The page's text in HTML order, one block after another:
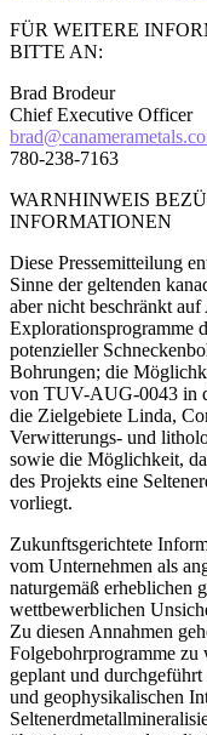
FÜR WEITERE
BITTE AN:
Brad Brodeur
Chief Executive Officer
780-238-7163
WARNHINWEIS
INFORMATIONEN
Diese Pressemitteilung
Sinne der geltenden
aber nicht beschränkt
Explorationsprogramme
potenzieller
Bohrungen; die
von TUV-AUG-0043 in
die Zielgebiete Linda,
Verwitterungs- und
sowie die Möglichkeit,
des Projekts eine
vorliegt.
Zukunftsgerichtete
vom Unternehmen als
naturgemäß erheblichen
wettbewerblichen
Zu diesen Annahmen
Folgebohrprogramme zu
geplant und
und geophysikalischen